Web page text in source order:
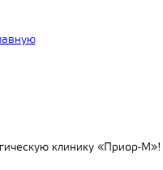
клинику «Приор-М»!